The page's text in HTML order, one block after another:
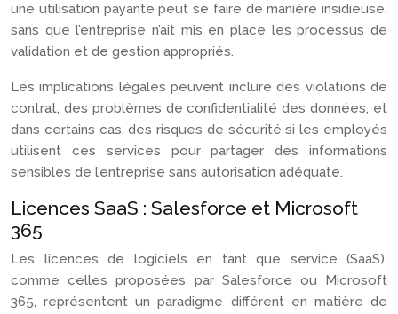
une utilisation payante peut se faire de manière insidieuse,
sans que l’entreprise n’ait mis en place les processus de
validation et de gestion appropriés.
Les implications légales peuvent inclure des violations de
contrat, des problèmes de confidentialité des données, et
dans certains cas, des risques de sécurité si les employés
utilisent ces services pour partager des informations
sensibles de l’entreprise sans autorisation adéquate.
Licences SaaS : Salesforce et Microsoft
365
Les licences de logiciels en tant que service (SaaS),
comme celles proposées par Salesforce ou Microsoft
365, représentent un paradigme différent en matière de